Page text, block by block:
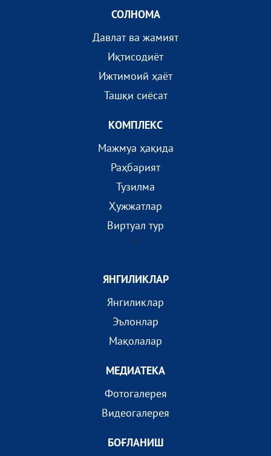
СОЛНОМА
Давлат ва жамият
Иқтисодиёт
Ижтимоий ҳаёт
Ташқи сиёсат
КОМПЛEКС
Мажмуа ҳақида
Раҳбарият
Тузилма
Ҳужжатлар
Виртуал тур
?>
ЯНГИЛИКЛАР
Янгиликлар
Эълонлар
Мақолалар
МEДИАТEКА
Фотогалерея
Видеогалерея
БОҒЛАНИШ